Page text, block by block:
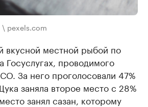
\ pexels.com
вкусной местной рыбой по
Госуслугах, проводимого
За него проголосовали 47%
заняла второе место с 28%
занял сазан, которому